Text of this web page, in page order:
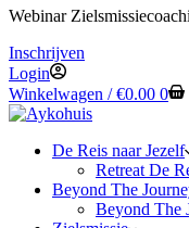
Webinar
Inschrijven
Login
Winkelwagen /€0.00 0
De Reis naar Jezelf
Retreat De
Beyond The
Beyond The